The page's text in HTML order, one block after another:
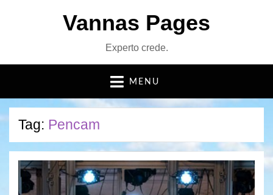
Vannas Pages
Experto crede.
MENU
Tag: Pencam